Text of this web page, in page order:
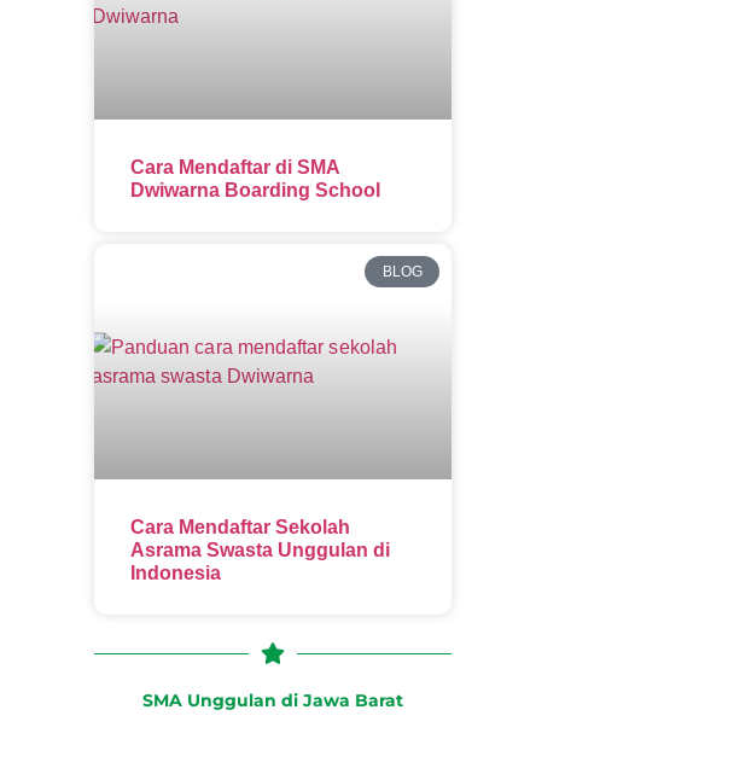
Cara Mendaftar di SMA
Dwiwarna Boarding School
BLOG
Cara Mendaftar Sekolah
Asrama Swasta Unggulan di
Indonesia
SMA Unggulan di Jawa Barat